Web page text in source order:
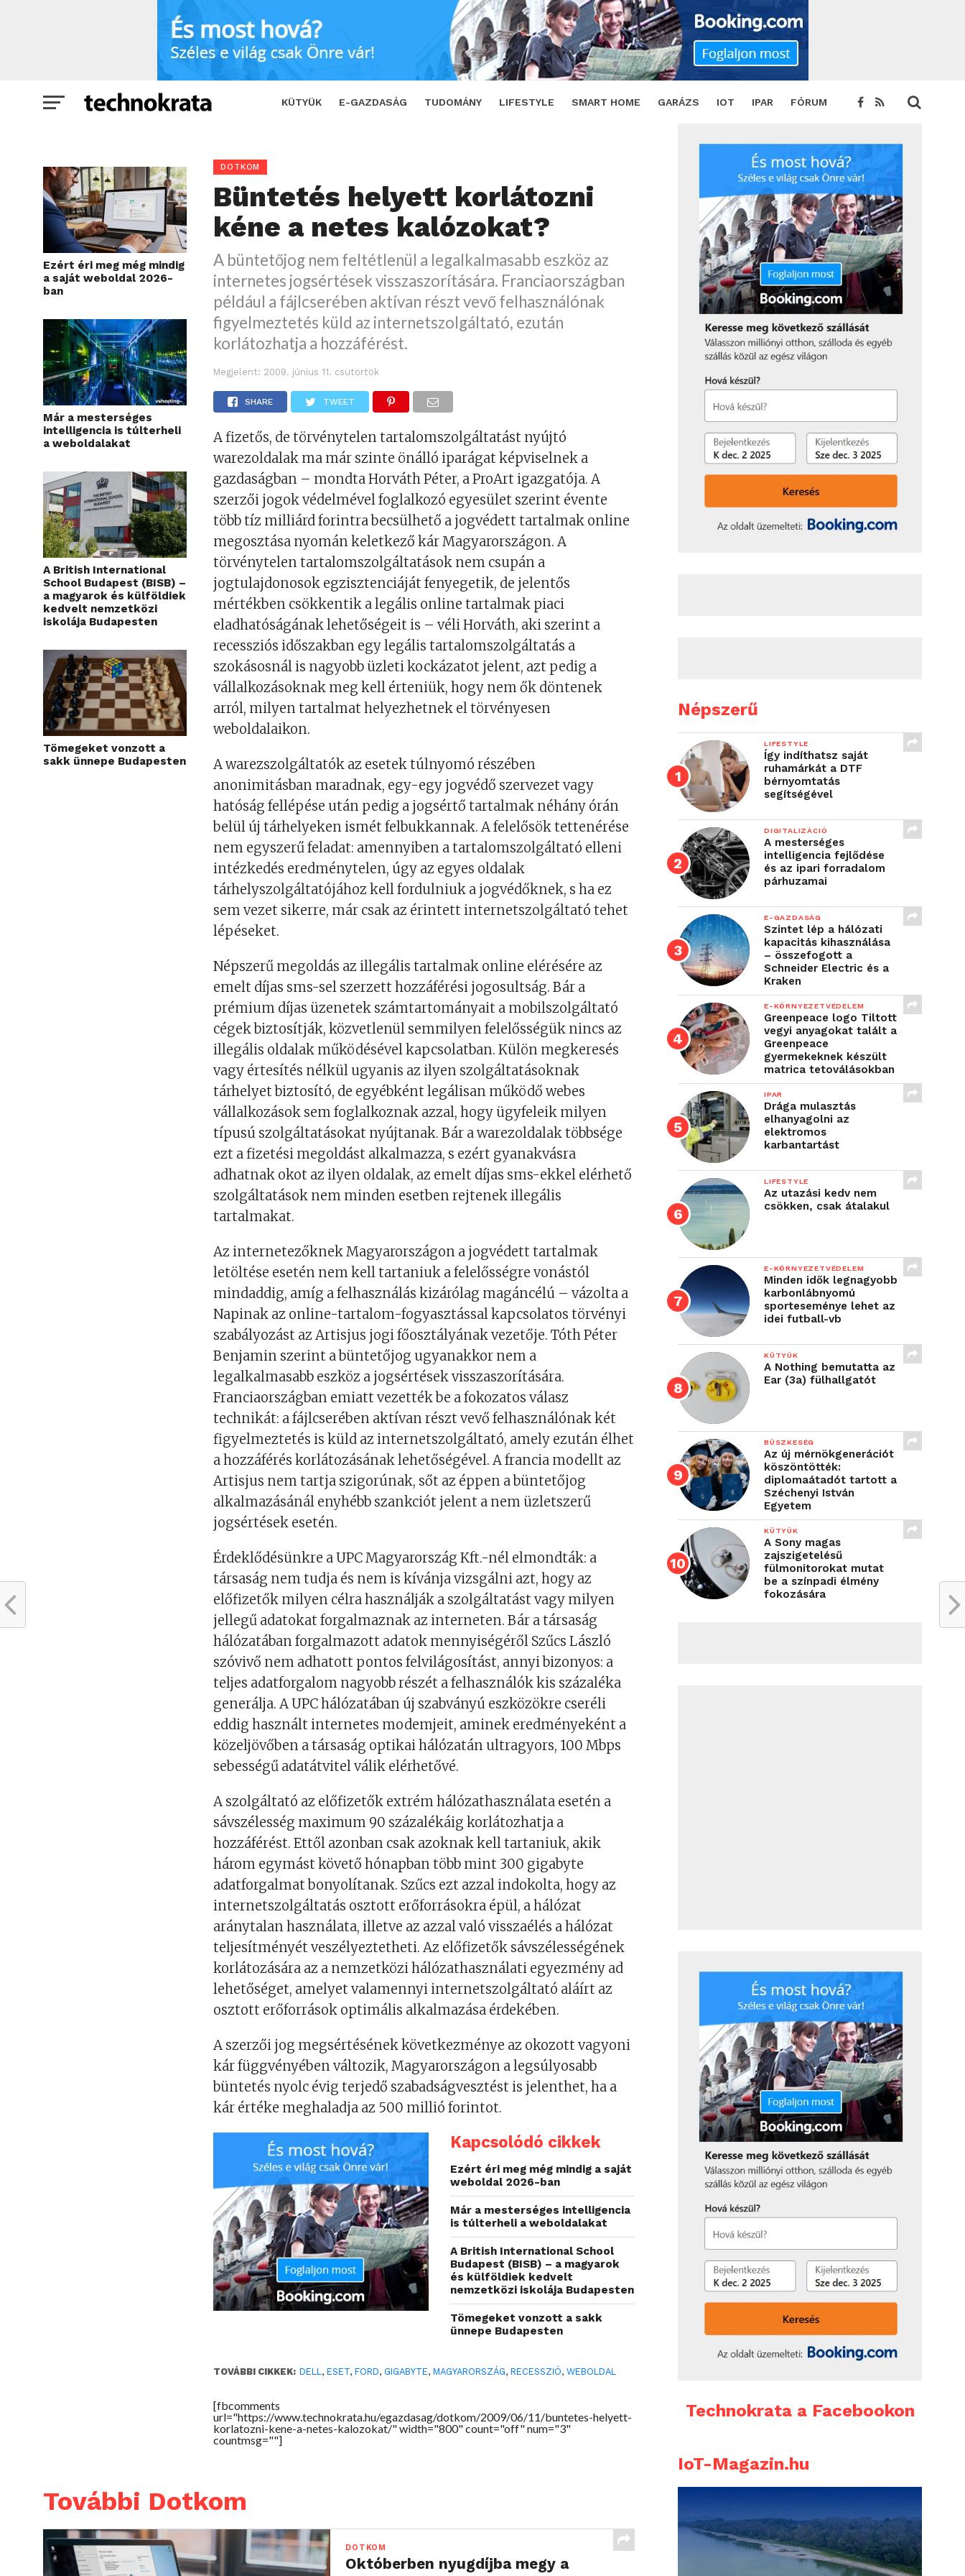
KÜTYÜK E-GAZDASÁG TUDOMÁNY LIFESTYLE SMART HOME GARÁZS IOT IPAR FÓRUM
Büntetés helyett korlátozni kéne a netes kalózokat? SHARE TWEET
Ezért éri meg még mindig
a saját weboldal 2026-
ban
Már a mesterséges
intelligencia is túlterheli
a weboldalakat
A British International
School Budapest (BISB) –
a magyarok és külföldiek
kedvelt nemzetközi
iskolája Budapesten
Tömegeket vonzott a
sakk ünnepe Budapesten
DOTKOM
Büntetés helyett korlátozni
kéne a netes kalózokat?
A büntetőjog nem feltétlenül a legalkalmasabb eszköz az
internetes jogsértések visszaszorítására. Franciaországban
például a fájlcserében aktívan részt vevő felhasználónak
figyelmeztetés küld az internetszolgáltató, ezután
korlátozhatja a hozzáférést.
Megjelent: 2009. június 11. csütörtök
SHARE TWEET
A fizetős, de törvénytelen tartalomszolgáltatást nyújtó
warezoldalak ma már szinte önálló iparágat képviselnek a
gazdaságban – mondta Horváth Péter, a ProArt igazgatója. A
szerzői jogok védelmével foglalkozó egyesület szerint évente
több tíz milliárd forintra becsülhető a jogvédett tartalmak online
megosztása nyomán keletkező kár Magyarországon. A
törvénytelen tartalomszolgáltatások nem csupán a
jogtulajdonosok egzisztenciáját fenyegetik, de jelentős
mértékben csökkentik a legális online tartalmak piaci
eladhatóságának lehetőségeit is – véli Horváth, aki szerint a
recessziós időszakban egy legális tartalomszolgáltatás a
szokásosnál is nagyobb üzleti kockázatot jelent, azt pedig a
vállalkozásoknak meg kell érteniük, hogy nem ők döntenek
arról, milyen tartalmat helyezhetnek el törvényesen
weboldalaikon.
A warezszolgáltatók az esetek túlnyomó részében
anonimitásban maradnak, egy-egy jogvédő szervezet vagy
hatóság fellépése után pedig a jogsértő tartalmak néhány órán
belül új tárhelyeken ismét felbukkannak. A felelősök tettenérése
nem egyszerű feladat: amennyiben a tartalomszolgáltató elleni
intézkedés eredménytelen, úgy az egyes oldalak
tárhelyszolgáltatójához kell fordulniuk a jogvédőknek, s ha ez
sem vezet sikerre, már csak az érintett internetszolgáltató tehet
lépéseket.
Népszerű megoldás az illegális tartalmak online elérésére az
emelt díjas sms-sel szerzett hozzáférési jogosultság. Bár a
prémium díjas üzenetek számtartományait a mobilszolgáltató
cégek biztosítják, közvetlenül semmilyen felelősségük nincs az
illegális oldalak működésével kapcsolatban. Külön megkeresés
vagy értesítés nélkül ugyanis az ilyen szolgáltatásoknak
tárhelyet biztosító, de egyébként legálisan működő webes
vállalkozások sem foglalkoznak azzal, hogy ügyfeleik milyen
típusú szolgáltatásokat nyújtanak. Bár a warezoldalak többsége
ezt a fizetési megoldást alkalmazza, s ezért gyanakvásra
adhatnak okot az ilyen oldalak, az emelt díjas sms-ekkel elérhető
szolgáltatások nem minden esetben rejtenek illegális
tartalmakat.
Az internetezőknek Magyarországon a jogvédett tartalmak
letöltése esetén nem kell tartaniuk a felelősségre vonástól
mindaddig, amíg a felhasználás kizárólag magáncélú – vázolta a
Napinak az online-tartalom-fogyasztással kapcsolatos törvényi
szabályozást az Artisjus jogi főosztályának vezetője. Tóth Péter
Benjamin szerint a büntetőjog ugyanakkor nem a
legalkalmasabb eszköz a jogsértések visszaszorítására.
Franciaországban emiatt vezették be a fokozatos válasz
technikát: a fájlcserében aktívan részt vevő felhasználónak két
figyelmeztetés is küld az internetszolgáltató, amely ezután élhet
a hozzáférés korlátozásának lehetőségével. A francia modellt az
Artisjus nem tartja szigorúnak, sőt az éppen a büntetőjog
alkalmazásánál enyhébb szankciót jelent a nem üzletszerű
jogsértések esetén.
Érdeklődésünkre a UPC Magyarország Kft.-nél elmondták: a
társaság nem tudja és nem is kívánja vizsgálni azt, hogy az
előfizetők milyen célra használják a szolgáltatást vagy milyen
jellegű adatokat forgalmaznak az interneten. Bár a társaság
hálózatában forgalmazott adatok mennyiségéről Szűcs László
szóvivő nem adhatott pontos felvilágosítást, annyi bizonyos: a
teljes adatforgalom nagyobb részét a felhasználók kis százaléka
generálja. A UPC hálózatában új szabványú eszközökre cseréli
eddig használt internetes modemjeit, aminek eredményeként a
közeljövőben a társaság optikai hálózatán ultragyors, 100 Mbps
sebességű adatátvitel válik elérhetővé.
A szolgáltató az előfizetők extrém hálózathasználata esetén a
sávszélesség maximum 90 százalékáig korlátozhatja a
hozzáférést. Ettől azonban csak azoknak kell tartaniuk, akik
három egymást követő hónapban több mint 300 gigabyte
adatforgalmat bonyolítanak. Szűcs ezt azzal indokolta, hogy az
internetszolgáltatás osztott erőforrásokra épül, a hálózat
aránytalan használata, illetve az azzal való visszaélés a hálózat
teljesítményét veszélyeztetheti. Az előfizetők sávszélességének
korlátozására az a nemzetközi hálózathasználati egyezmény ad
lehetőséget, amelyet valamennyi internetszolgáltató aláírt az
osztott erőforrások optimális alkalmazása érdekében.
A szerzői jog megsértésének következménye az okozott vagyoni
kár függvényében változik, Magyarországon a legsúlyosabb
büntetés nyolc évig terjedő szabadságvesztést is jelenthet, ha a
kár értéke meghaladja az 500 millió forintot.
Kapcsolódó cikkek
Ezért éri meg még mindig a saját
weboldal 2026-ban
Már a mesterséges intelligencia
is túlterheli a weboldalakat
A British International School
Budapest (BISB) – a magyarok
és külföldiek kedvelt
nemzetközi iskolája Budapesten
Tömegeket vonzott a sakk
ünnepe Budapesten
TOVÁBBI CIKKEK: DELL,ESET,FORD, GIGABYTE,MAGYARORSZÁG,RECESSZIÓ,WEBOLDAL
[fbcomments
url="https://www.technokrata.hu/egazdasag/dotkom/2009/06/11/buntetes-helyett-
korlatozni-kene-a-netes-kalozokat/" width="800" count="off" num="3"
countmsg=""]
További Dotkom
DOTKOM
Októberben nyugdíjba megy a
Népszerű
LIFESTYLE
Így indíthatsz saját
ruhamárkát a DTF
bérnyomtatás
segítségével
DIGITALIZÁCIÓ
A mesterséges
intelligencia fejlődése
és az ipari forradalom
párhuzamai
E-GAZDASÁG
Szintet lép a hálózati
kapacitás kihasználása
– összefogott a
Schneider Electric és a
Kraken
E-KÖRNYEZETVÉDELEM
Greenpeace logo Tiltott
vegyi anyagokat talált a
Greenpeace
gyermekeknek készült
matrica tetoválásokban
IPAR
Drága mulasztás
elhanyagolni az
elektromos
karbantartást
LIFESTYLE
Az utazási kedv nem
csökken, csak átalakul
E-KÖRNYEZETVÉDELEM
Minden idők legnagyobb
karbonlábnyomú
sporteseménye lehet az
idei futball-vb
KÜTYÜK
A Nothing bemutatta az
Ear (3a) fülhallgatót
BÜSZKESÉG
Az új mérnökgenerációt
köszöntötték:
diplomaátadót tartott a
Széchenyi István
Egyetem
KÜTYÜK
A Sony magas
zajszigetelésű
fülmonitorokat mutat
be a színpadi élmény
fokozására
Technokrata a Facebookon
IoT-Magazin.hu